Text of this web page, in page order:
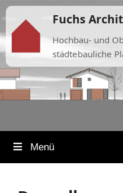
Fuchs
Hochbau- und
städtebauliche
Menü